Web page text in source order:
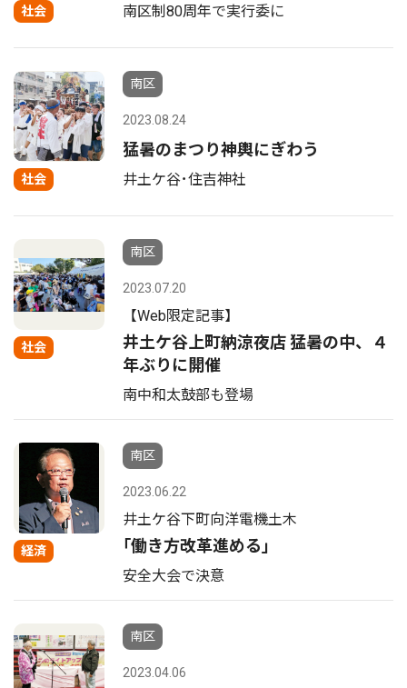
社会 南区制80周年で実行委に
社会
南区
2023.08.24
猛暑のまつり神輿にぎわう
井土ケ谷･住吉神社
社会
南区
2023.07.20
【Web限定記事】
井土ケ谷上町納涼夜店 猛暑の中、４
年ぶりに開催
南中和太鼓部も登場
経済
南区
2023.06.22
井土ケ谷下町向洋電機土木
｢働き方改革進める｣
安全大会で決意
南区
2023.04.06